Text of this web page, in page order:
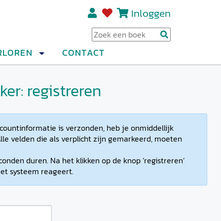
Inloggen
CONTACT
registreren
is verzonden, heb je onmiddellijk
velden die als verplicht zijn gemarkeerd, moeten
duren. Na het klikken op de knop ‘registreren’
systeem reageert.